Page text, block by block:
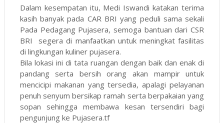
Dalam kesempatan itu, Medi Iswandi katakan terima
kasih banyak pada CAR BRI yang peduli sama sekali
Pada Pedagang Pujasera, semoga bantuan dari CSR
BRI segera di manfaatkan untuk meningkat fasilitas
di lingkungan kuliner pujasera.
Bila lokasi ini di tata ruangan dengan baik dan enak di
pandang serta bersih orang akan mampir untuk
mencicipi makanan yang tersedia, apalagi pelayanan
penuh senyum bersikap ramah serta berpakaian yang
sopan sehingga membawa kesan tersendiri bagi
pengunjung ke Pujasera.tf